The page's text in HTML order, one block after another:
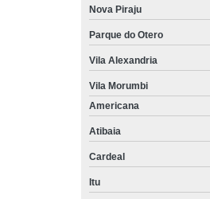
Nova Piraju
Parque do Otero
Vila Alexandria
Vila Morumbi
Americana
Atibaia
Cardeal
Itu